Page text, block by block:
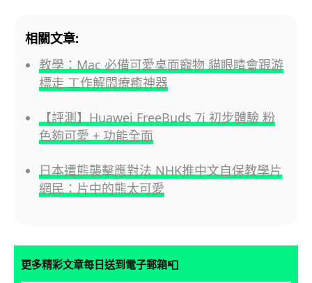
相關文章:
教學：Mac 必備可愛桌面寵物 貓眼睛會跟游
標走 工作解悶療癒神器
【評測】Huawei FreeBuds 7i 初步體驗 粉
色夠可愛 + 功能全面
日本遭熊襲擊應對法 NHK推中文自保教學片
網民：片中的熊太可愛
更多精彩文章每日送到電子郵箱📮